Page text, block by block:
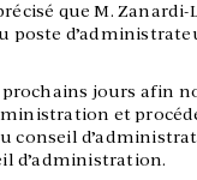
que M. Zanardi-
poste
prochains jours afin
et
conseil
d’administration.